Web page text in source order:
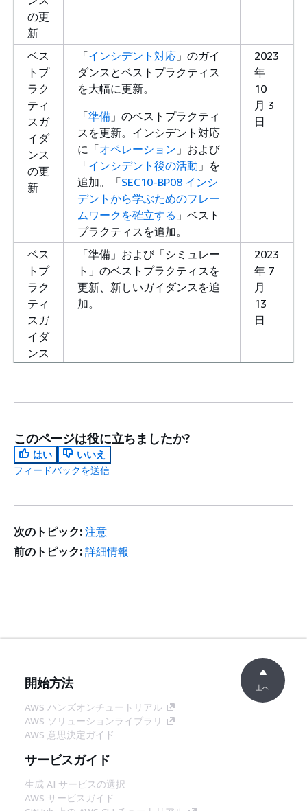
の更
新
ベス
トプ
ラク
ティ
スガ
イダ
ンス
の更
新
「インシデント対応 」のガイ
ダンスとベストプラクティス
を大幅に更新。
「準備 」のベストプラクティ
スを更新。インシデント対応
に「オペレーション 」および
「インシデント後の活動 」を
追加。「SEC10-BP08 インシ
デントから学ぶためのフレー
ムワークを確立する 」ベスト
プラクティスを追加。
2023
年
10
月 3
日
ベス
トプ
ラク
ティ
スガ
イダ
ンス
「準備」および「シミュレー
ト」のベストプラクティスを
更新、新しいガイダンスを追
加。
2023
年 7
月
13
日
レー
ムワ
ーク
更
新。
よび新しいベストプラクティ
スを追加。アプリケーション
のセキュリティ (AppSec) の新
を追加。
ホワ
新しい実装ガイダンスを使用
ペー
パー
の更
新
年
10
月
マイ
な更
新
最新のベストプラクティスを
このページは役に立ちましたか?
はい
いいえ
フィードバックを送信
次のトピック: 注意
前のトピック: 詳細情報
開始方法
AWS ハンズオンチュートリアル
AWS ソリューションライブラリ
AWS 意思決定ガイド
サービスガイド
生成 AI サービスの選択
AWS サービスガイド
上へ